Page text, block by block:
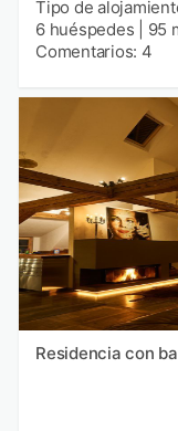
Tipo de
6 huéspedes
95
Comentarios: 4
Residencia con